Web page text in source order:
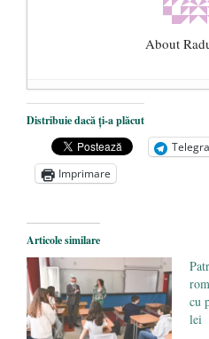
About
Șase măsuri pentru
politice românești -
Într-o țară în care se
memoria rezistenței
Libertatea
sexuală” și
iunie 2020
Distribuie dacă ți-a plăcut
Imprimare
Articole similare
cu
lei